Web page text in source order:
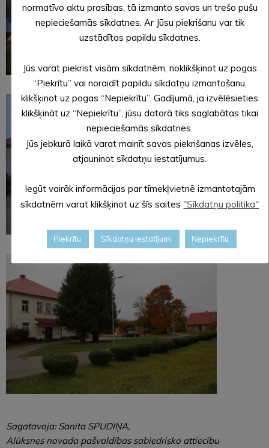
Sagatavoja: Sanita SPUDIŅA,
Alūksnes novada pašvaldības sabiedrisko attiecību
normatīvo aktu prasības, tā izmanto savas un trešo pušu
nepieciešamās sīkdatnes. Ar Jūsu piekrišanu var tik
uzstādītas papildu sīkdatnes.
Jūs varat piekrist visām sīkdatnēm, noklikšķinot uz pogas
“Piekrītu” vai noraidīt papildu sīkdatņu izmantošanu,
klikšķinot uz pogas “Nepiekrītu”. Gadījumā, ja izvēlēsieties
klikšķināt uz “Nepiekrītu”, jūsu datorā tiks saglabātas tikai
nepieciešamās sīkdatnes.
Jūs jebkurā laikā varat mainīt savas piekrišanas izvēles,
atjauninot sīkdatņu iestatījumus.
Iegūt vairāk informācijas par tīmekļvietnē izmantotajām
sīkdatnēm varat klikšķinot uz šīs saites "Sīkdatņu politika"
Piekrītu Sīkdatņu iestatījumi Nepiekrītu